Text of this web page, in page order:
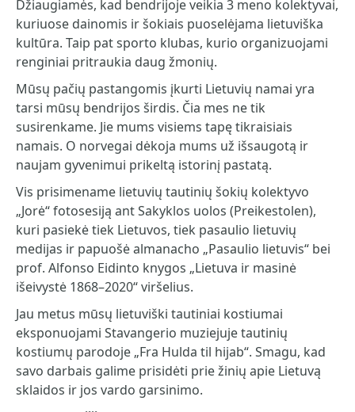
Džiaugiamės, kad bendrijoje veikia 3 meno kolektyvai,
kuriuose dainomis ir šokiais puoselėjama lietuviška
kultūra. Taip pat sporto klubas, kurio organizuojami
renginiai pritraukia daug žmonių.
Mūsų pačių pastangomis įkurti Lietuvių namai yra
tarsi mūsų bendrijos širdis. Čia mes ne tik
susirenkame. Jie mums visiems tapę tikraisiais
namais. O norvegai dėkoja mums už išsaugotą ir
naujam gyvenimui prikeltą istorinį pastatą.
Vis prisimename lietuvių tautinių šokių kolektyvo
„Jorė“ fotosesiją ant Sakyklos uolos (Preikestolen),
kuri pasiekė tiek Lietuvos, tiek pasaulio lietuvių
medijas ir papuošė almanacho „Pasaulio lietuvis“ bei
prof. Alfonso Eidinto knygos „Lietuva ir masinė
išeivystė 1868–2020“ viršelius.
Jau metus mūsų lietuviški tautiniai kostiumai
eksponuojami Stavangerio muziejuje tautinių
kostiumų parodoje „Fra Hulda til hijab“. Smagu, kad
savo darbais galime prisidėti prie žinių apie Lietuvą
sklaidos ir jos vardo garsinimo.